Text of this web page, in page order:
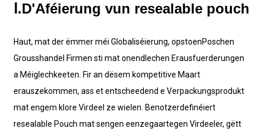
Ⅰ.D'Aféierung vun resealable pouch
Haut, mat der ëmmer méi Globaliséierung, opstoenPoschen
Grousshandel Firmen sti mat onendlechen Erausfuerderungen
a Méiglechkeeten. Fir an dësem kompetitive Maart
erauszekommen, ass et entscheedend e Verpackungsprodukt
mat engem klore Virdeel ze wielen. Benotzerdefinéiert
resealable Pouch mat sengen eenzegaartegen Virdeeler, gëtt